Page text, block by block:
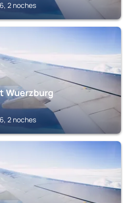
2 noches
Wuerzburg
2 noches